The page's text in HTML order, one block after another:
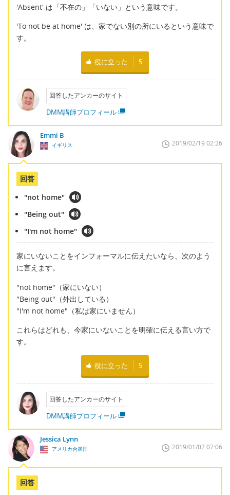
'Absent' は「不在の」「いない」という意味です。
'To not be at home' は、家でない別の所にいるという意味で
す。
役に立った 5
回答したアンカーのサイト
DMM講師プロフィール
Emmi B
イギリス 2019/02/19 02:26
回答
"not home"
"Being out"
"I'm not home"
家にいないことをインフォーマルに伝えたいなら、次のよう
に言えます。
"not home"（家にいない）
"Being out"（外出している）
"I'm not home"（私は家にいません）
これらはどれも、今家にいないことを明確に伝える言い方で
す。
役に立った 5
回答したアンカーのサイト
DMM講師プロフィール
Jessica Lynn
アメリカ合衆国 2019/01/02 07:06
回答